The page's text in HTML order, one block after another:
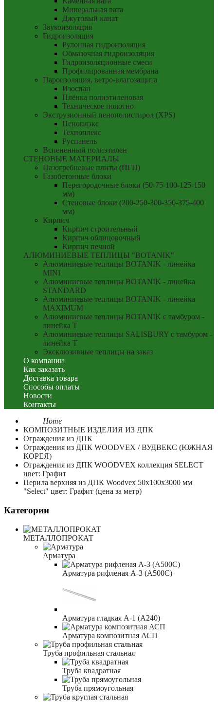
Минеральная вата
Джутовый канат
Звукоизоляция
Гидроизоляция
Рулонная гидроизоляция
Обмазочная гидроизоляция
Гидроизоляционные смеси
Профилированная мембрана
Пароизоляция, ветро-влагозащита
Изоспан
Плёнка полиэтиленовая
Техническое полотно
Экструзионный пенополистирол (XPS)
Пеноплэкс
Техноплекс
Руспанель
Вспененный полиэтилен
СТЕНОВЫЕ МАТЕРИАЛЫ
Пазогребневые плиты (ПГП)
Газобетонные блоки
Перегородочные блоки (50-75-100-125-150
мм)
Стеновые блоки (200-250-300-350-375-400
мм)
Кирпич
Кирпич строительный
Кирпич облицовочный
Кирпич печной
АЛЮМИНИЕВЫЕ ТЕПЛИЦЫ "BOTANIK"
Алюминиевые теплицы BOTANIK - линейка
MINI
Алюминиевые теплицы BOTANIK - линейка
STANDARD
Алюминиевые теплицы BOTANIK - линейка
MAXIMUM
Алюминиевые теплицы BOTANIK с тамбуром -
линейка T
Алюминиевые теплицы SALISBURY с тамбуром -
линейка T
Эксклюзивные теплицы на заказ
О компании
Как заказать
Доставка товара
Способы оплаты
Новости
Контакты
Home
КОМПОЗИТНЫЕ ИЗДЕЛИЯ ИЗ ДПК
Ограждения из ДПК
Ограждения из ДПК WOODVEX / ВУДВЕКС (ЮЖНАЯ
КОРЕЯ)
Ограждения из ДПК WOODVEX коллекция SELECT
цвет: Графит
Перила верхняя из ДПК Woodvex 50x100x3000 мм
"Select" цвет: Графит (цена за метр)
Категории
МЕТАЛЛОПРОКАТ
Арматура
Арматура рифленая А-3 (А500С)
Арматура гладкая А-1 (А240)
Арматура композитная АСП
Труба профильная стальная
Труба квадратная
Труба прямоугольная